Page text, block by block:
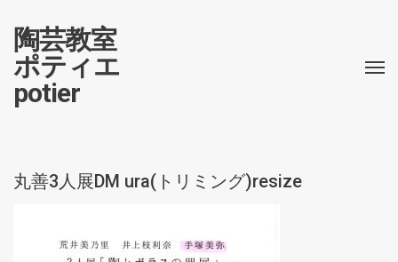
陶芸教室
ポティエ
potier
丸善3人展DM ura(トリミング)resize